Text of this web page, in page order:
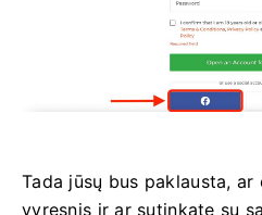
Tada jūsų bus paklausta, ar
vyresnis ir ar sutinkate su